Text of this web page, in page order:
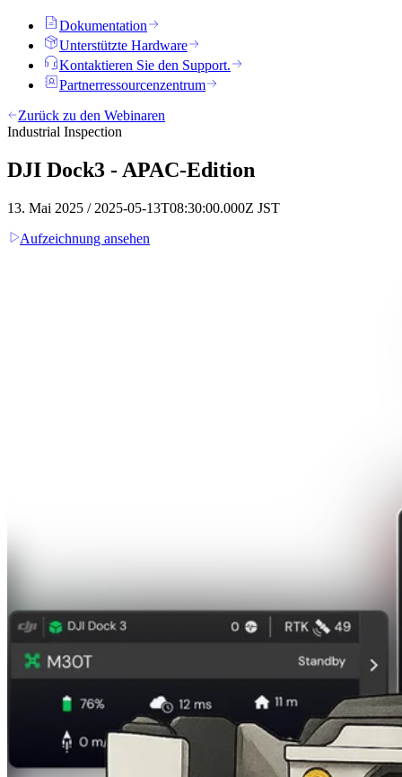
Dokumentation
Unterstützte Hardware
Kontaktieren Sie den Support.
Partnerressourcenzentrum
Zurück zu den Webinaren
Industrial Inspection
DJI Dock3 - APAC-Edition
13. Mai 2025 / 2025-05-13T08:30:00.000Z JST
Aufzeichnung ansehen